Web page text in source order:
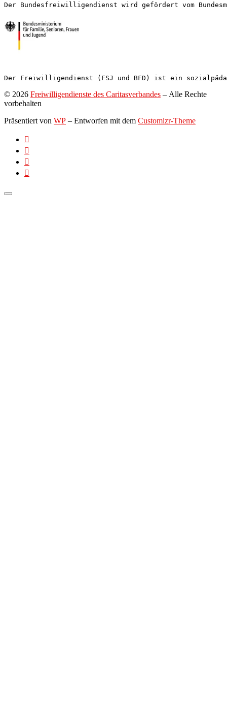
Der Bundesfreiwilligendienst wird gefördert vom
Der Freiwilligendienst (FSJ und BFD) ist ein
© 2026 Freiwilligendienste des Caritasverbandes – Alle Rechte
vorbehalten
Präsentiert von WP – Entworfen mit dem Customizr-Theme